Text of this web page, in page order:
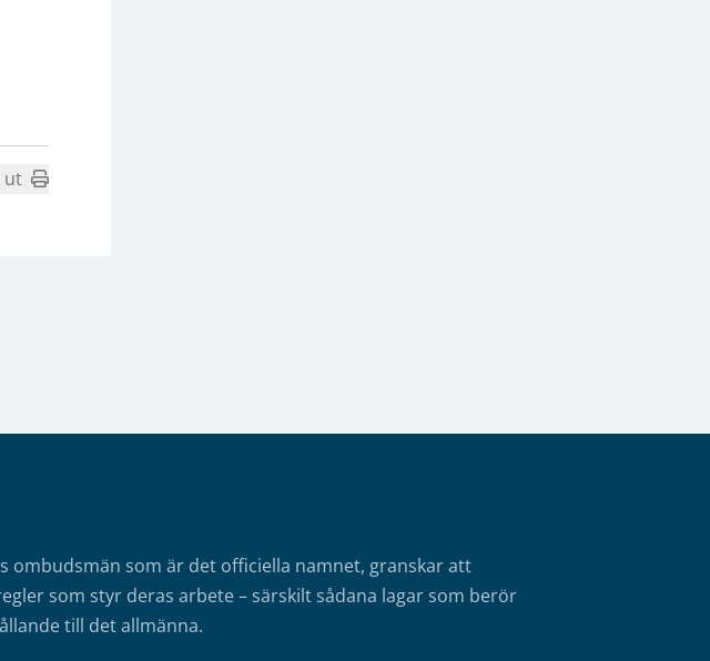
ut
ombudsmän som är det officiella namnet, granskar att
som styr deras arbete – särskilt sådana lagar som berör
till det allmänna.